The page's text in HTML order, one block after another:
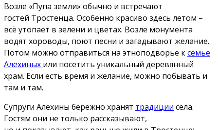
Возле «Пупа земли» обычно и встречают
гостей Тростенца. Особенно красиво здесь летом –
всё утопает в зелени и цветах. Возле монумента
водят хороводы, поют песни и загадывают желание.
Потом можно отправиться на этноподворье ксемье
Алехиных или посетить уникальный деревянный
храм. Если есть время и желание, можно побывать и
там и там.
Супруги Алехины бережно хранят традиции села.
Гостям они не только рассказывают,